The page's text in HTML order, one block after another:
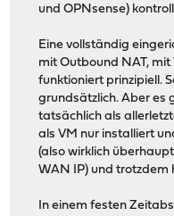
und OPNsense)
Eine vollständig
mit Outbound NAT,
funktioniert prinzipiell.
grundsätzlich. Aber es
tatsächlich als
als VM nur installiert
(also wirklich
WAN IP) und trotzdem
In einem festen